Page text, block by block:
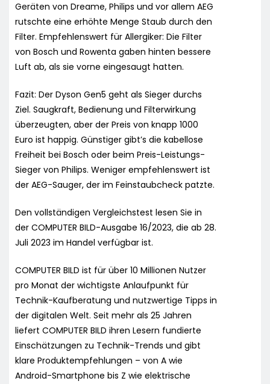
Geräten von Dreame, Philips und vor allem AEG
rutschte eine erhöhte Menge Staub durch den
Filter. Empfehlenswert für Allergiker: Die Filter
von Bosch und Rowenta gaben hinten bessere
Luft ab, als sie vorne eingesaugt hatten.
Fazit: Der Dyson Gen5 geht als Sieger durchs
Ziel. Saugkraft, Bedienung und Filterwirkung
überzeugten, aber der Preis von knapp 1000
Euro ist happig. Günstiger gibt’s die kabellose
Freiheit bei Bosch oder beim Preis-Leistungs-
Sieger von Philips. Weniger empfehlenswert ist
der AEG-Sauger, der im Feinstaubcheck patzte.
Den vollständigen Vergleichstest lesen Sie in
der COMPUTER BILD-Ausgabe 16/2023, die ab 28.
Juli 2023 im Handel verfügbar ist.
COMPUTER BILD ist für über 10 Millionen Nutzer
pro Monat der wichtigste Anlaufpunkt für
Technik-Kaufberatung und nutzwertige Tipps in
der digitalen Welt. Seit mehr als 25 Jahren
liefert COMPUTER BILD ihren Lesern fundierte
Einschätzungen zu Technik-Trends und gibt
klare Produktempfehlungen – von A wie
Android-Smartphone bis Z wie elektrische